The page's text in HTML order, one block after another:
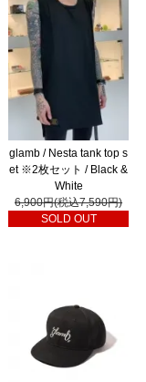
glamb / Nesta tank top s
et ※2枚セット / Black &
White
6,900円(税込7,590円)
SOLD OUT